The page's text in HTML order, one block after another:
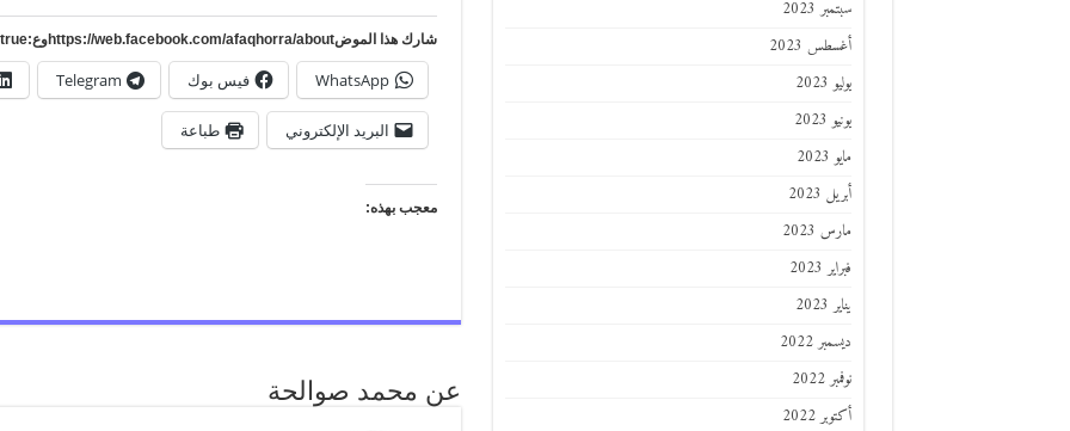
شارك هذا الموضhttps://web.facebook.com/afaqhorra/aboutوع:https://www.pinterest.com/?autologin=true
WhatsApp فيس بوك Telegram
البريد الإلكتروني طباعة
معجب بهذه:
عن محمد صوالحة
سبتمبر 2023
أغسطس 2023
يوليو 2023
يونيو 2023
مايو 2023
أبريل 2023
مارس 2023
فبراير 2023
يناير 2023
ديسمبر 2022
نوفمبر 2022
أكتوبر 2022